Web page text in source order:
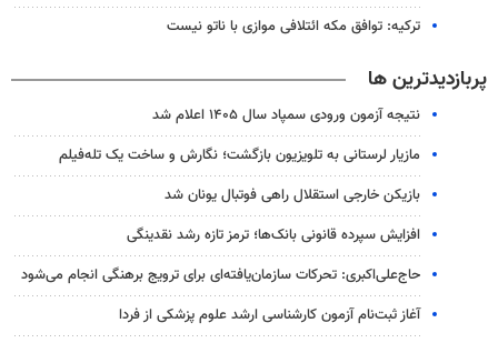
ترکیه: توافق مکه ائتلافی موازی با ناتو نیست
پربازدیدترین ها
نتیجه آزمون ورودی سمپاد سال ۱۴۰۵ اعلام شد
مازیار لرستانی به تلویزیون بازگشت؛ نگارش و ساخت یک تله‌فیلم
بازیکن خارجی استقلال راهی فوتبال یونان شد
افزایش سپرده قانونی بانک‌ها؛ ترمز تازه رشد نقدینگی
حاج‌علی‌اکبری: تحرکات سازمان‌یافته‌ای برای ترویج برهنگی انجام می‌شود
آغاز ثبت‌نام‌ آزمون کارشناسی ارشد علوم پزشکی از فردا